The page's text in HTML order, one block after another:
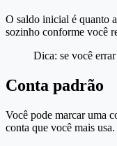
O saldo inicial é quanto
sozinho conforme você
Dica: se você
Conta padrão
Você pode marcar uma
conta que você mais